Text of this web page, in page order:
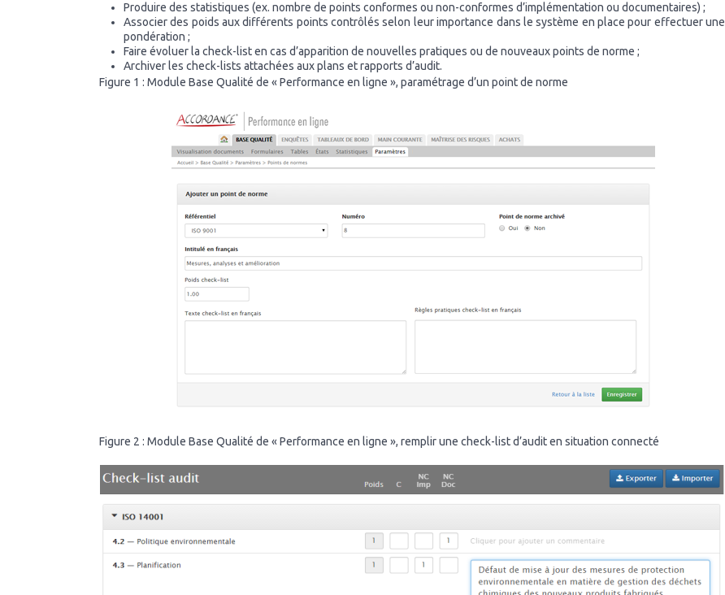
Produire des statistiques (ex. nombre de points conformes ou non-conformes d’implémentation ou documentaires) ;
Associer des poids aux différents points contrôlés selon leur importance dans le système en place pour effectuer une
pondération ;
Faire évoluer la check-list en cas d’apparition de nouvelles pratiques ou de nouveaux points de norme ;
Archiver les check-lists attachées aux plans et rapports d’audit.
Figure 1 : Module Base Qualité de « Performance en ligne », paramétrage d’un point de norme
Figure 2 : Module Base Qualité de « Performance en ligne », remplir une check-list d’audit en situation connecté